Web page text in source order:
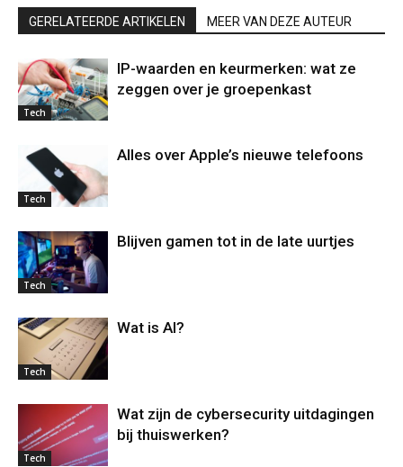
GERELATEERDE ARTIKELEN MEER VAN DEZE AUTEUR
Tech
IP-waarden en keurmerken: wat ze
zeggen over je groepenkast
Tech
Alles over Apple’s nieuwe telefoons
Tech
Blijven gamen tot in de late uurtjes
Tech
Wat is AI?
Tech
Wat zijn de cybersecurity uitdagingen
bij thuiswerken?